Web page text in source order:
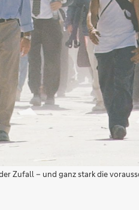
Zufall – und ganz stark die